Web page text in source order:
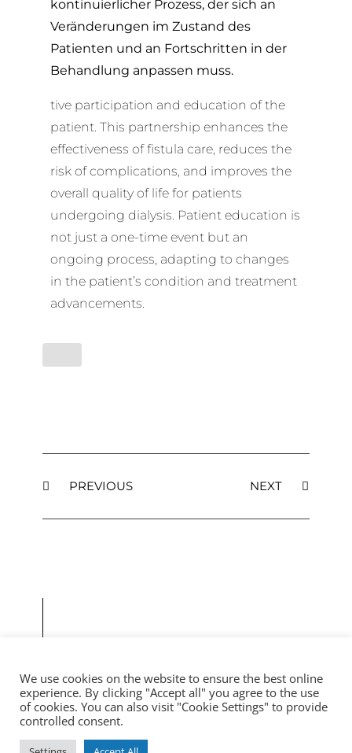
kontinuierlicher Prozess, der sich an
Veränderungen im Zustand des
Patienten und an Fortschritten in der
Behandlung anpassen muss.
tive participation and education of the
patient. This partnership enhances the
effectiveness of fistula care, reduces the
risk of complications, and improves the
overall quality of life for patients
undergoing dialysis. Patient education is
not just a one-time event but an
ongoing process, adapting to changes
in the patient’s condition and treatment
advancements.
PREVIOUS NEXT
MORE
ARTICLES
We use cookies on the website to ensure the best online
experience. By clicking "Accept all" you agree to the use
of cookies. You can also visit "Cookie Settings" to provide
controlled consent.